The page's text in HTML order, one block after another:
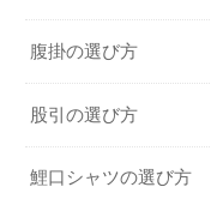
腹掛の選び方
股引の選び方
鯉口シャツの選び方